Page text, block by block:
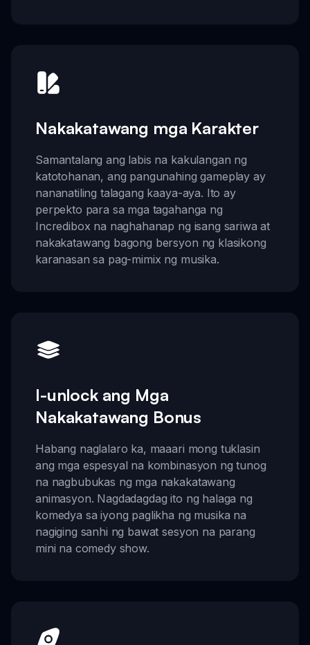
Nakakatawang mga Karakter
Samantalang ang labis na kakulangan ng
katotohanan, ang pangunahing gameplay ay
nananatiling talagang kaaya-aya. Ito ay
perpekto para sa mga tagahanga ng
Incredibox na naghahanap ng isang sariwa at
nakakatawang bagong bersyon ng klasikong
karanasan sa pag-mimix ng musika.
I-unlock ang Mga
Nakakatawang Bonus
Habang naglalaro ka, maaari mong tuklasin
ang mga espesyal na kombinasyon ng tunog
na nagbubukas ng mga nakakatawang
animasyon. Nagdadagdag ito ng halaga ng
komedya sa iyong paglikha ng musika na
nagiging sanhi ng bawat sesyon na parang
mini na comedy show.